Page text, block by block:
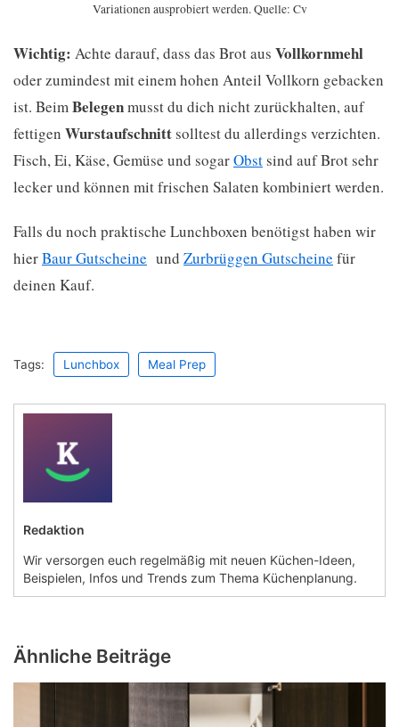
Variationen ausprobiert werden. Quelle: Cv
Wichtig: Achte darauf, dass das Brot aus Vollkornmehl
oder zumindest mit einem hohen Anteil Vollkorn gebacken
ist. BeimBelegenmusst du dich nicht zurückhalten, auf
fettigen Wurstaufschnittsolltest du allerdings verzichten.
Fisch, Ei, Käse, Gemüse und sogarObstsind auf Brot sehr
lecker und können mit frischen Salaten kombiniert werden.
Falls du noch praktische Lunchboxen benötigst haben wir
hierBaur Gutscheine und Zurbrüggen Gutscheine für
deinen Kauf.
Tags: Lunchbox Meal Prep
Redaktion
Wir versorgen euch regelmäßig mit neuen Küchen-Ideen,
Beispielen, Infos und Trends zum Thema Küchenplanung.
Ähnliche Beiträge